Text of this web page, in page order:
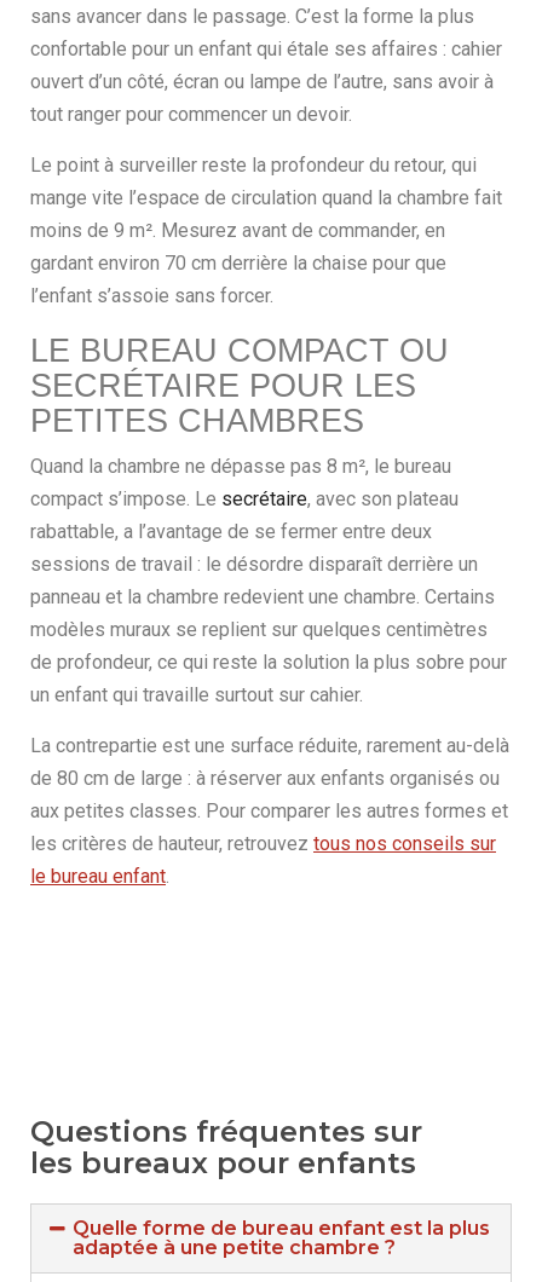
sans avancer dans le passage. C’est la forme la plus
confortable pour un enfant qui étale ses affaires : cahier
ouvert d’un côté, écran ou lampe de l’autre, sans avoir à
tout ranger pour commencer un devoir.
Le point à surveiller reste la profondeur du retour, qui
mange vite l’espace de circulation quand la chambre fait
moins de 9 m². Mesurez avant de commander, en
gardant environ 70 cm derrière la chaise pour que
l’enfant s’assoie sans forcer.
LE BUREAU COMPACT OU
SECRÉTAIRE POUR LES
PETITES CHAMBRES
Quand la chambre ne dépasse pas 8 m², le bureau
compact s’impose. Le secrétaire, avec son plateau
rabattable, a l’avantage de se fermer entre deux
sessions de travail : le désordre disparaît derrière un
panneau et la chambre redevient une chambre. Certains
modèles muraux se replient sur quelques centimètres
de profondeur, ce qui reste la solution la plus sobre pour
un enfant qui travaille surtout sur cahier.
La contrepartie est une surface réduite, rarement au-delà
de 80 cm de large : à réserver aux enfants organisés ou
aux petites classes. Pour comparer les autres formes et
les critères de hauteur, retrouvez tous nos conseils sur
le bureau enfant.
Questions fréquentes sur
les bureaux pour enfants
Quelle forme de bureau enfant est la plus
adaptée à une petite chambre ?